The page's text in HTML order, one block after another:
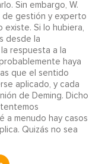
Sin embargo, W.
de gestión y experto
existe. Si lo hubiera,
desde la
respuesta a la
haya
que el sentido
aplicado, y cada
de Deming. Dicho
a menudo hay casos
Quizás no sea